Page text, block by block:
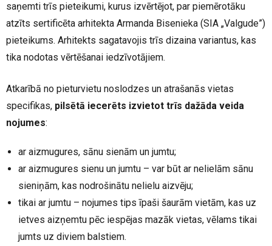
saņemti trīs pieteikumi, kurus izvērtējot, par piemērotāku
atzīts sertificēta arhitekta Armanda Bisenieka (SIA „Valgude”)
pieteikums. Arhitekts sagatavojis trīs dizaina variantus, kas
tika nodotas vērtēšanai iedzīvotājiem.
Atkarībā no pieturvietu noslodzes un atrašanās vietas
specifikas, pilsētā iecerēts izvietot trīs dažāda veida
nojumes:
ar aizmugures, sānu sienām un jumtu;
ar aizmugures sienu un jumtu – var būt ar nelielām sānu
sieniņām, kas nodrošinātu nelielu aizvēju;
tikai ar jumtu – nojumes tips īpaši šaurām vietām, kas uz
ietves aizņemtu pēc iespējas mazāk vietas, vēlams tikai
jumts uz diviem balstiem.